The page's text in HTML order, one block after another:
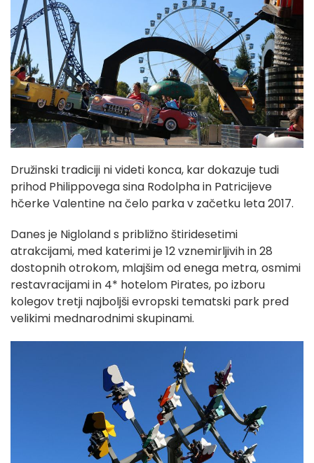
Družinski tradiciji ni videti konca, kar dokazuje tudi
prihod Philippovega sina Rodolpha in Patricijeve
hčerke Valentine na čelo parka v začetku leta 2017.
Danes je Nigloland s približno štiridesetimi
atrakcijami, med katerimi je 12 vznemirljivih in 28
dostopnih otrokom, mlajšim od enega metra, osmimi
restavracijami in 4* hotelom Pirates, po izboru
kolegov tretji najboljši evropski tematski park pred
velikimi mednarodnimi skupinami.